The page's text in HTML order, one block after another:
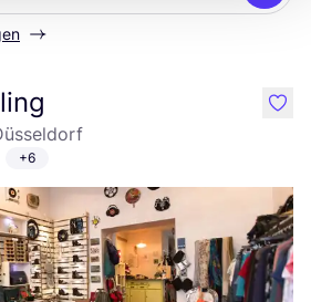
+6
like